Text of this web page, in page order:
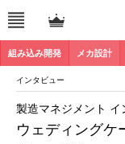
組み込み開発 メカ設計
インタビュー
ウェディングケ
製造マネジメント イ